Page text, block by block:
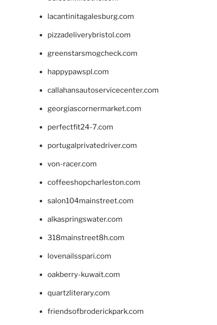
lacantinitagalesburg.com
pizzadeliverybristol.com
greenstarsmogcheck.com
happypawspl.com
callahansautoservicecenter.com
georgiascornermarket.com
perfectfit24-7.com
portugalprivatedriver.com
von-racer.com
coffeeshopcharleston.com
salon104mainstreet.com
alkaspringswater.com
318mainstreet8h.com
lovenailsspari.com
oakberry-kuwait.com
quartzliterary.com
friendsofbroderickpark.com